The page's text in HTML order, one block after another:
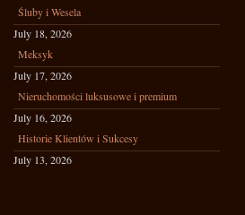
Śluby i Wesela
July 18, 2026
Meksyk
July 17, 2026
Nieruchomości luksusowe i premium
July 16, 2026
Historie Klientów i Sukcesy
July 13, 2026